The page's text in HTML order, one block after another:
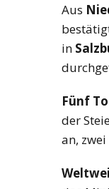
Aus
in
Fünf
der
an,